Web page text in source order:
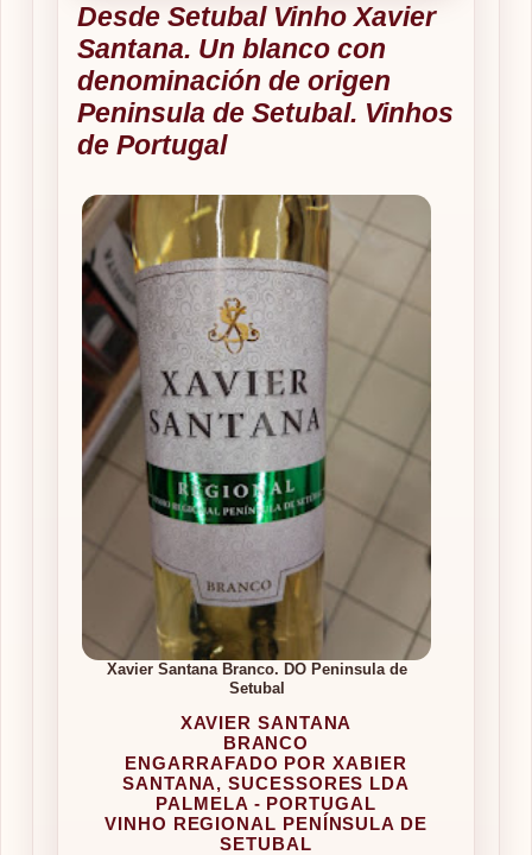
Desde Setubal Vinho Xavier
Santana. Un blanco con
denominación de origen
Peninsula de Setubal. Vinhos
de Portugal
Xavier Santana Branco. DO Peninsula de
Setubal
XAVIER SANTANA
BRANCO
ENGARRAFADO POR XABIER
SANTANA, SUCESSORES LDA
PALMELA - PORTUGAL
VINHO REGIONAL PENÍNSULA DE
SETUBAL